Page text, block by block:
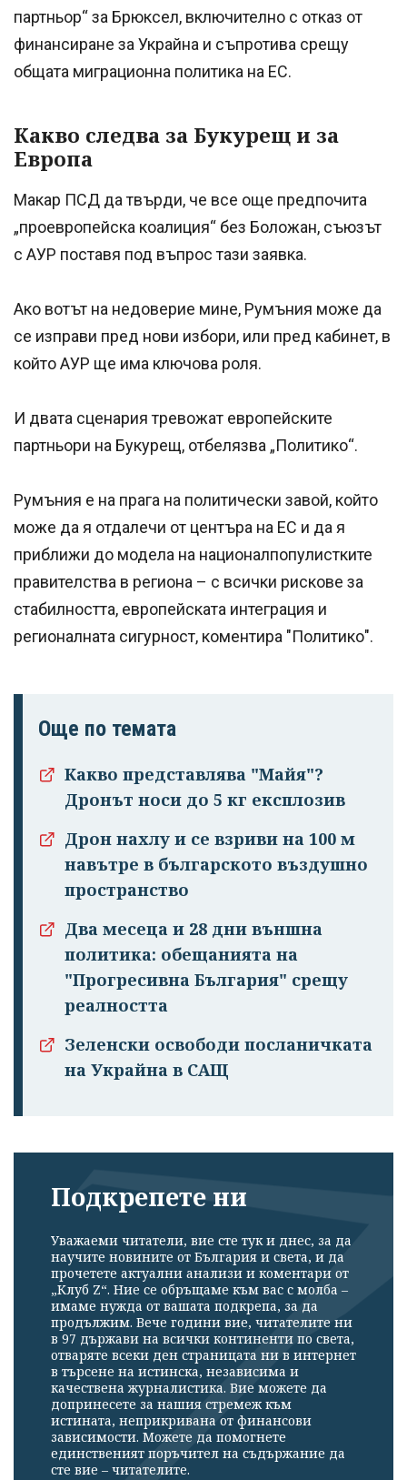
партньор“ за Брюксел, включително с отказ от
финансиране за Украйна и съпротива срещу
общата миграционна политика на ЕС.
Какво следва за Букурещ и за
Европа
Макар ПСД да твърди, че все още предпочита
„проевропейска коалиция“ без Боложан, съюзът
с АУР поставя под въпрос тази заявка.
Ако вотът на недоверие мине, Румъния може да
се изправи пред нови избори, или пред кабинет, в
който АУР ще има ключова роля.
И двата сценария тревожат европейските
партньори на Букурещ, отбелязва „Политико“.
Румъния е на прага на политически завой, който
може да я отдалечи от центъра на ЕС и да я
приближи до модела на националпопулистките
правителства в региона – с всички рискове за
стабилността, европейската интеграция и
регионалната сигурност, коментира "Политико".
Още по темата
Какво представлява "Майя"?
Дронът носи до 5 кг експлозив
Дрон нахлу и се взриви на 100 м
навътре в българското въздушно
пространство
Два месеца и 28 дни външна
политика: обещанията на
"Прогресивна България" срещу
реалността
Зеленски освободи посланичката
на Украйна в САЩ
Подкрепете ни
Уважаеми читатели, вие сте тук и днес, за да
научите новините от България и света, и да
прочетете актуални анализи и коментари от
„Клуб Z“. Ние се обръщаме към вас с молба –
имаме нужда от вашата подкрепа, за да
продължим. Вече години вие, читателите ни
в 97 държави на всички континенти по света,
отваряте всеки ден страницата ни в интернет
в търсене на истинска, независима и
качествена журналистика. Вие можете да
допринесете за нашия стремеж към
истината, неприкривана от финансови
зависимости. Можете да помогнете
единственият поръчител на съдържание да
сте вие – читателите.